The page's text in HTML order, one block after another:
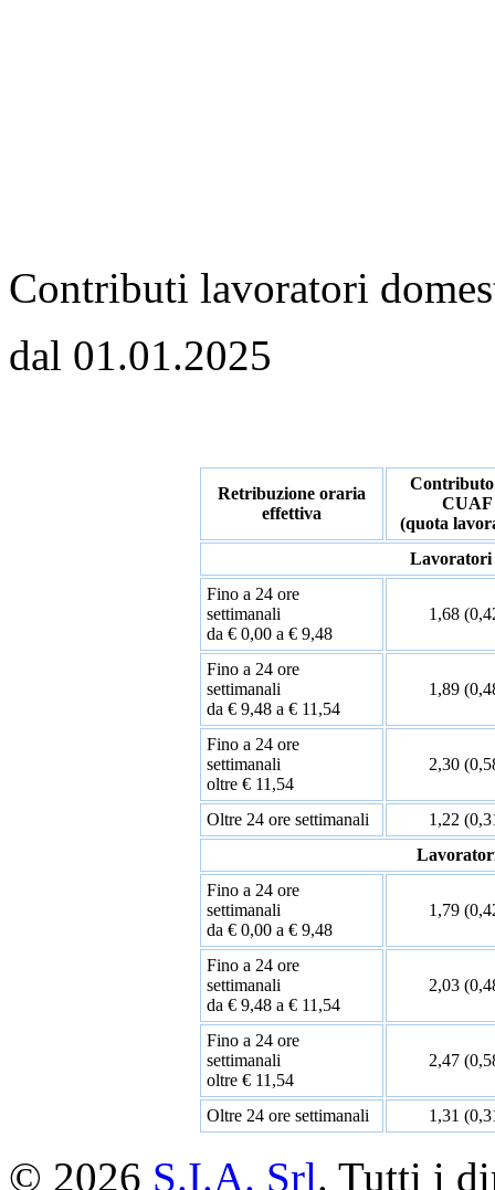
Contributi lavoratori
dal 01.01.2025
Retribuzione oraria
effettiva
Contributo
CUAF
(quota
Lavoratori
Fino a 24 ore
settimanali
da € 0,00 a € 9,48
1,68
Fino a 24 ore
settimanali
da € 9,48 a € 11,54
1,89
Fino a 24 ore
settimanali
oltre € 11,54
2,30
Oltre 24 ore settimanali
1,22
Fino a 24 ore
settimanali
da € 0,00 a € 9,48
1,79
Fino a 24 ore
settimanali
da € 9,48 a € 11,54
2,03
Fino a 24 ore
settimanali
oltre € 11,54
2,47
Oltre 24 ore settimanali 1,31
© 2026 S.I.A. Srl. Tutti i